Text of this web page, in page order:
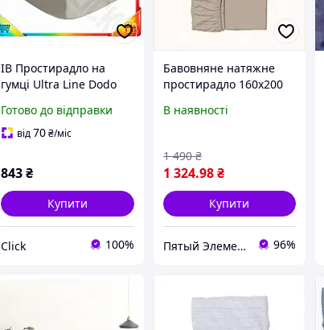
ІВ Простирадло на
гумці Ultra Line Dodo
бавовняний
наматрацник для
ЕMN_PS
Готово до відправки
від70₴/міс
843₴
Купити
Click 100%
Бавовняне натяжне
простирадло 160х200
двоспального ліжка
В наявності
1 324.98 ₴
1 490 ₴
Купити
Пятый Элемент - всё, что вам нужно 96%